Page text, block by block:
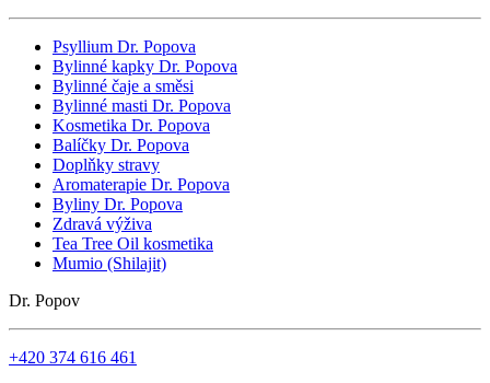
Psyllium Dr. Popova
Bylinné kapky Dr. Popova
Bylinné čaje a směsi
Bylinné masti Dr. Popova
Kosmetika Dr. Popova
Balíčky Dr. Popova
Doplňky stravy
Aromaterapie Dr. Popova
Byliny Dr. Popova
Zdravá výživa
Tea Tree Oil kosmetika
Mumio (Shilajit)
Dr. Popov
+420 374 616 461